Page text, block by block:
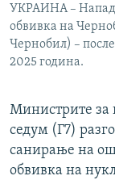
УКРАИНА – Напад
обвивка на
Чернобил) –
2025 година.
Министрите за
седум (Г7)
санирање на
обвивка на